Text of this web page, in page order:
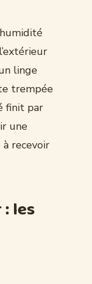
linge
trempée
finit par
une
recevoir
les